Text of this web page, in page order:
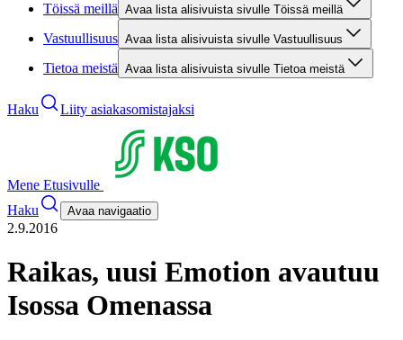
Töissä meillä Avaa lista alisivuista sivulle Töissä meillä
Vastuullisuus Avaa lista alisivuista sivulle Vastuullisuus
Tietoa meistä Avaa lista alisivuista sivulle Tietoa meistä
Haku Liity asiakasomistajaksi
Mene Etusivulle
Haku
Avaa navigaatio
2.9.2016
Raikas, uusi Emotion avautuu
Isossa Omenassa